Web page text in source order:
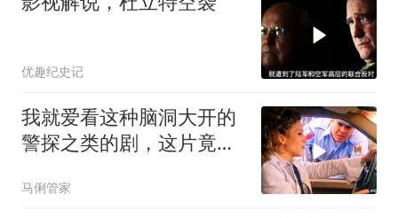
优趣纪史记
我就爱看这种脑洞大开的
警探之类的剧，这片竟然
马俐管家